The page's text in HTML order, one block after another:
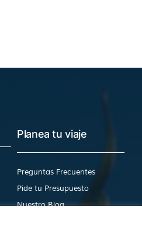
Planea tu viaje
Preguntas Frecuentes
Pide tu Presupuesto
Nuestro Blog